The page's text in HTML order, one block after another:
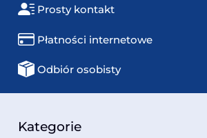
Prosty kontakt
Płatności internetowe
Odbiór osobisty
Kategorie